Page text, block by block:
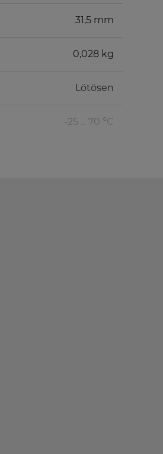
31,5 mm
0,028 kg
Lötösen
-25 ... 70 °C